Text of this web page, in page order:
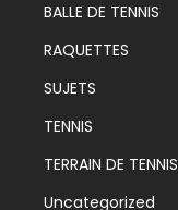
BALLE DE TENNIS
RAQUETTES
SUJETS
TENNIS
TERRAIN DE TENNIS
Uncategorized